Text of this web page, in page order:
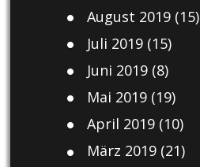
August 2019(15)
Juli 2019(15)
Juni 2019(8)
Mai 2019(19)
April 2019(10)
März 2019(21)